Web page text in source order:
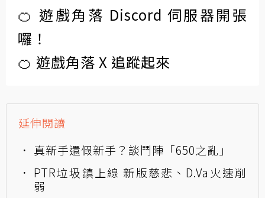
🍊 遊戲角落 Discord 伺服器開張
囉！
🍊 遊戲角落 X 追蹤起來
延伸閱讀
真新手還假新手？談鬥陣「650之亂」
PTR垃圾鎮上線 新版慈悲、D.Va火速削
弱